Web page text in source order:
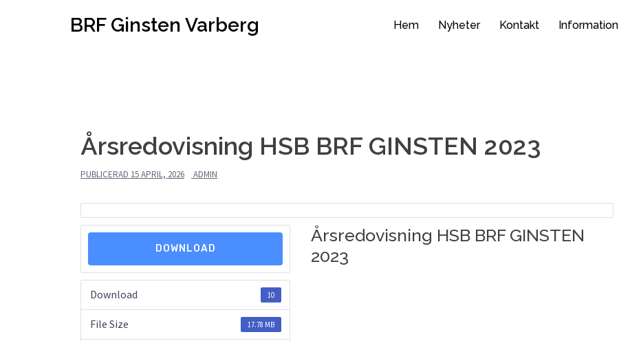
BRF Ginsten Varberg Hem Nyheter Kontakt Information
Årsredovisning HSB BRF GINSTEN 2023
PUBLICERAD 15 APRIL, 2026 ADMIN
DOWNLOAD
Download 10
File Size 17.78 MB
Årsredovisning HSB BRF GINSTEN
2023